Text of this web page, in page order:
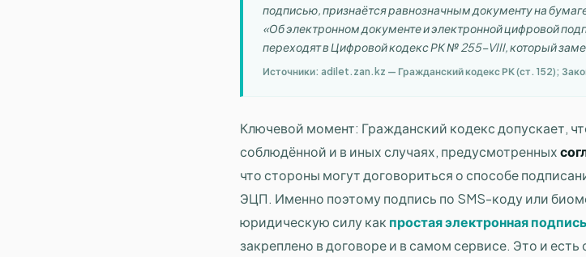
подписью, признаётся равнозначным документу на
«Об электронном документе и электронной цифровой
переходят в Цифровой кодекс РК № 255-VIII, который
Источники: adilet.zan.kz — Гражданский кодекс РК (ст. 152);
Ключевой момент: Гражданский кодекс допускает,
соблюдённой и в иных случаях, предусмотренных
что стороны могут договориться о способе
ЭЦП. Именно поэтому подпись по SMS-коду или
юридическую силу как простая электронная
закреплено в договоре и в самом сервисе. Это и